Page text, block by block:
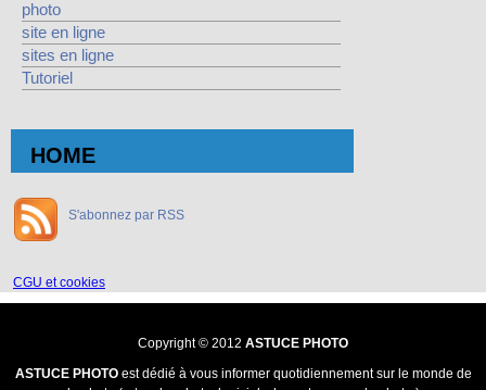
photo
site en ligne
sites en ligne
Tutoriel
HOME
S'abonnez par RSS
CGU et cookies
Copyright © 2012 ASTUCE PHOTO
ASTUCE PHOTOest dédié à vous informer quotidiennement sur le monde de